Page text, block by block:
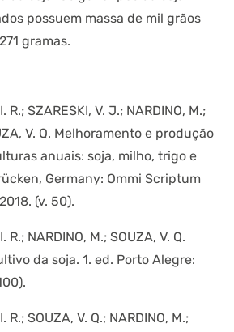
possuem massa de mil grãos
gramas.
R.; SZARESKI, V. J.; NARDINO, M.;
V. Q. Melhoramento e produção
anuais: soja, milho, trigo e
Germany: Ommi Scriptum
(v. 50).
R.; NARDINO, M.; SOUZA, V. Q.
da soja. 1. ed. Porto Alegre:
R.; SOUZA, V. Q.; NARDINO, M.;